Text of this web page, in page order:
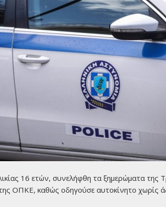
16 ετών, συνελήφθη τα ξημερώματα της
ΟΠΚΕ, καθώς οδηγούσε αυτοκίνητο χωρίς